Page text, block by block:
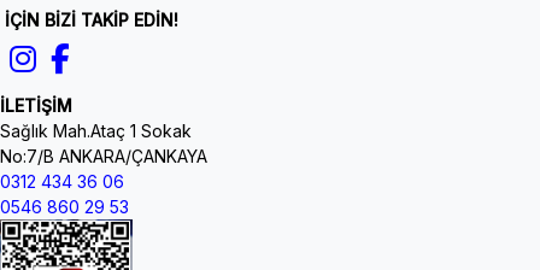
İÇİN BİZİ TAKİP EDİN!
İLETİŞİM
Sağlık Mah.Ataç 1 Sokak
No:7/B ANKARA/ÇANKAYA
0312 434 36 06
0546 860 29 53